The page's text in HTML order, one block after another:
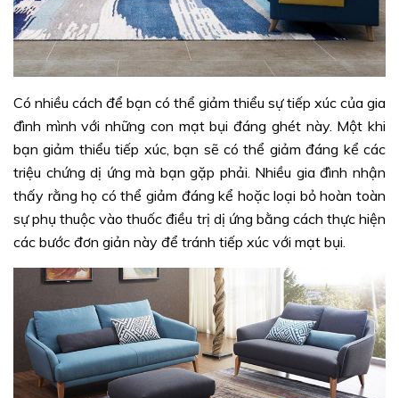
Có nhiều cách để bạn có thể giảm thiểu sự tiếp xúc của gia
đình mình với những con mạt bụi đáng ghét này. Một khi
bạn giảm thiểu tiếp xúc, bạn sẽ có thể giảm đáng kể các
triệu chứng dị ứng mà bạn gặp phải. Nhiều gia đình nhận
thấy rằng họ có thể giảm đáng kể hoặc loại bỏ hoàn toàn
sự phụ thuộc vào thuốc điều trị dị ứng bằng cách thực hiện
các bước đơn giản này để tránh tiếp xúc với mạt bụi.